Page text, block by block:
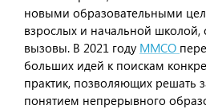
новыми образовательными
взрослых и начальной
вызовы. В 2021 году ММСО
больших идей к поискам
практик, позволяющих решать
понятием непрерывного